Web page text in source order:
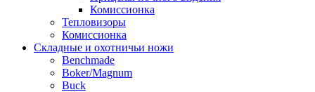
Комиссионка
Тепловизоры
Комиссионка
Складные и охотничьи ножи
Benchmade
Boker/Magnum
Buck